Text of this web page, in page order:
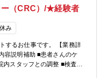
ー（CRC）/★経験者
み
仕事です。 【業務詳
容説明補助 ■患者さんのケ
内スタッフとの調整 ■検査・